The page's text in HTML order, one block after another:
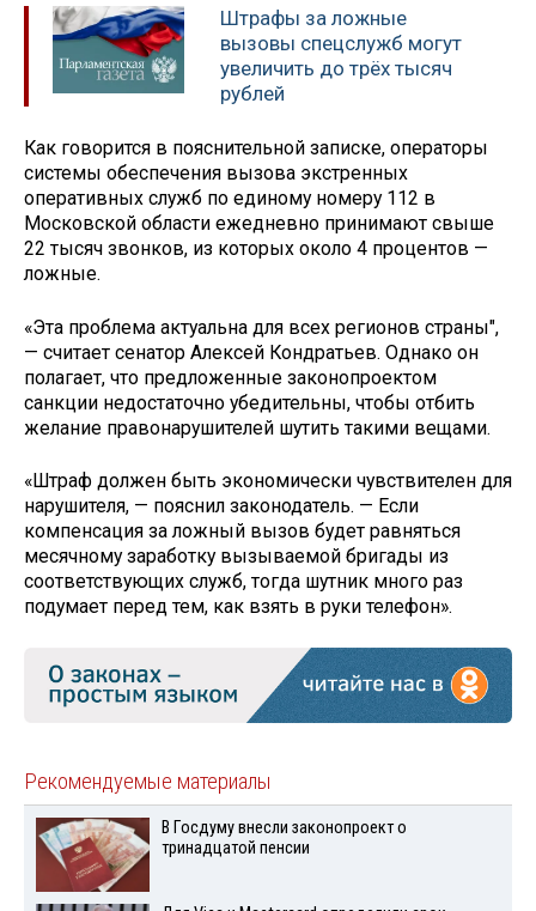
Штрафы за ложные
вызовы спецслужб могут
увеличить до трёх тысяч
рублей
Как говорится в пояснительной записке, операторы
системы обеспечения вызова экстренных
оперативных служб по единому номеру 112 в
Московской области ежедневно принимают свыше
22 тысяч звонков, из которых около 4 процентов —
ложные.
«Эта проблема актуальна для всех регионов страны",
— считает сенатор Алексей Кондратьев. Однако он
полагает, что предложенные законопроектом
санкции недостаточно убедительны, чтобы отбить
желание правонарушителей шутить такими вещами.
«Штраф должен быть экономически чувствителен для
нарушителя, — пояснил законодатель. — Если
компенсация за ложный вызов будет равняться
месячному заработку вызываемой бригады из
соответствующих служб, тогда шутник много раз
подумает перед тем, как взять в руки телефон».
Рекомендуемые материалы
В Госдуму внесли законопроект о
тринадцатой пенсии